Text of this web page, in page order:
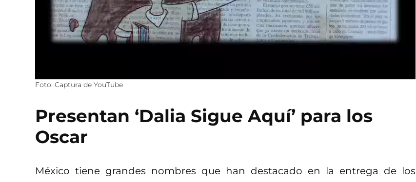
Foto: Captura de YouTube
Presentan ‘Dalia Sigue Aquí’ para los
Oscar
México tiene grandes nombres que han destacado en la entrega de los